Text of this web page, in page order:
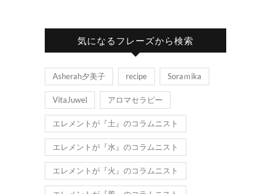
気になるフレーズから検索
Asherah夕美子 recipe Soraｍika
VitaJuwel アロマセラピー
エレメントが『土』のコラムニスト
エレメントが『水』のコラムニスト
エレメントが『火』のコラムニスト